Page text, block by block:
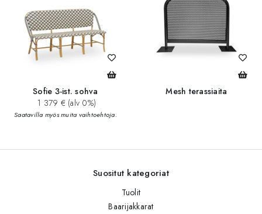
Sofie 3-ist. sohva
1 379 € (alv 0%)
Saatavilla myös muita vaihtoehtoja.
Mesh terassiaita
Suositut kategoriat
Tuolit
Baarijakkarat